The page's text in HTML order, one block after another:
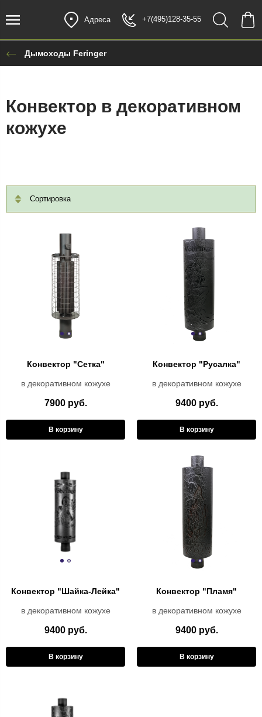
Адреса +7(495)128-35-55
Дымоходы Feringer
Конвектор в декоративном
кожухе
Сортировка
Конвектор "Сетка"
в декоративном кожухе
7900 руб.
В корзину
Конвектор "Русалка"
в декоративном кожухе
9400 руб.
В корзину
Конвектор "Шайка-Лейка"
в декоративном кожухе
9400 руб.
В корзину
Конвектор "Пламя"
в декоративном кожухе
9400 руб.
В корзину